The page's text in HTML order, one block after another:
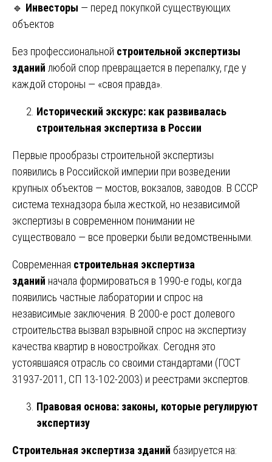
🔹 Инвесторы — перед покупкой существующих
объектов
Без профессиональной строительной экспертизы
зданий любой спор превращается в перепалку, где у
каждой стороны — «своя правда».
Исторический экскурс: как развивалась
строительная экспертиза в России
Первые прообразы строительной экспертизы
появились в Российской империи при возведении
крупных объектов — мостов, вокзалов, заводов. В СССР
система технадзора была жесткой, но независимой
экспертизы в современном понимании не
существовало — все проверки были ведомственными.
Современная строительная экспертиза
зданий начала формироваться в 1990-е годы, когда
появились частные лаборатории и спрос на
независимые заключения. В 2000-е рост долевого
строительства вызвал взрывной спрос на экспертизу
качества квартир в новостройках. Сегодня это
устоявшаяся отрасль со своими стандартами (ГОСТ
31937-2011, СП 13-102-2003) и реестрами экспертов.
Правовая основа: законы, которые регулируют
экспертизу
Строительная экспертиза зданий базируется на: